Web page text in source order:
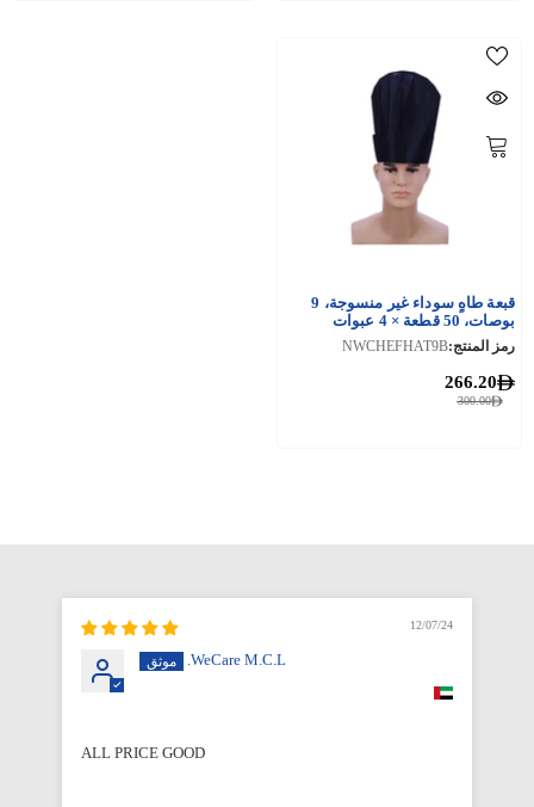
قبعة طاهٍ سوداء غير منسوجة، 9
بوصات، 50 قطعة × 4 عبوات
رمز المنتج:NWCHEFHAT9B
300.00
266.20
12/07/24
WeCare M.C.L.
ALL PRICE GOOD